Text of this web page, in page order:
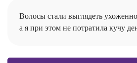
Волосы стали выглядеть
а я при этом не потратила кучу